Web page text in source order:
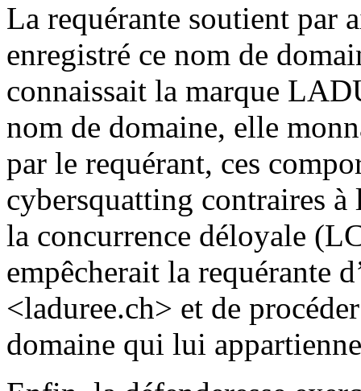
La requérante soutient par
enregistré ce nom de
connaissait la marque
nom de domaine, elle
par le requérant, ces
cybersquatting contraires
la concurrence déloyale
empêcherait la requérante
<laduree.ch> et de
domaine qui lui